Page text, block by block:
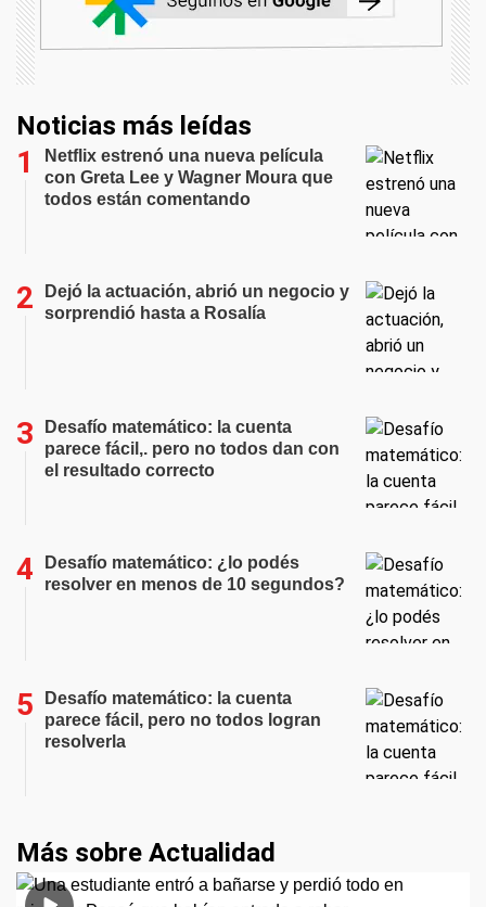
Noticias más leídas
Netflix estrenó una nueva película
con Greta Lee y Wagner Moura que
todos están comentando
Dejó la actuación, abrió un negocio y
sorprendió hasta a Rosalía
Desafío matemático: la cuenta
parece fácil,. pero no todos dan con
el resultado correcto
Desafío matemático: ¿lo podés
resolver en menos de 10 segundos?
Desafío matemático: la cuenta
parece fácil, pero no todos logran
resolverla
Más sobre Actualidad